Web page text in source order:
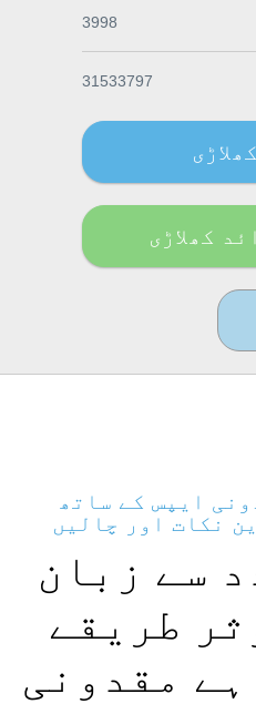
3998
31533797
کھلاڑی
ایپس کے ساتھ
نکات اور چالیں
سے زبان
طریقے
مقدونی